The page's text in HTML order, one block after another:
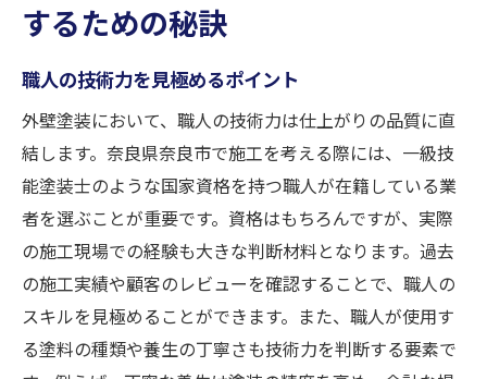
するための秘訣
職人の技術力を見極めるポイント
外壁塗装において、職人の技術力は仕上がりの品質に直
結します。奈良県奈良市で施工を考える際には、一級技
能塗装士のような国家資格を持つ職人が在籍している業
者を選ぶことが重要です。資格はもちろんですが、実際
の施工現場での経験も大きな判断材料となります。過去
の施工実績や顧客のレビューを確認することで、職人の
スキルを見極めることができます。また、職人が使用す
る塗料の種類や養生の丁寧さも技術力を判断する要素で